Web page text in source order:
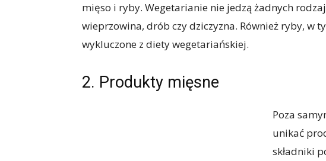
mięso i ryby. Wegetarianie nie jedzą żadnych
wieprzowina, drób czy dziczyzna. Również ryby, w
wykluczone z diety wegetariańskiej.
2. Produkty mięsne
Poza
unikać
składniki